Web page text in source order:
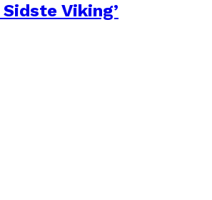
Sidste Viking’